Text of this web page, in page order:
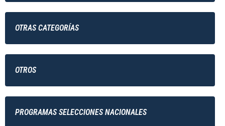
OTRAS CATEGORÍAS
OTROS
PROGRAMAS SELECCIONES NACIONALES